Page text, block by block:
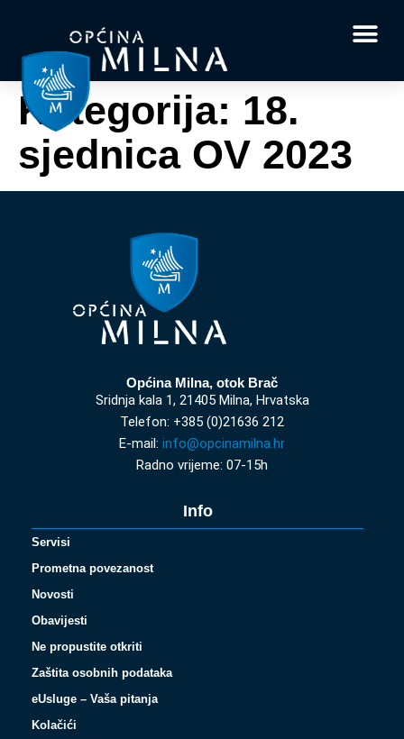
Kategorija: 18.
sjednica OV 2023
Općina Milna, otok Brač
Sridnja kala 1, 21405 Milna, Hrvatska
Telefon: +385 (0)21636 212
E-mail: info@opcinamilna.hr
Radno vrijeme: 07-15h
Info
Servisi
Prometna povezanost
Novosti
Obavijesti
Ne propustite otkriti
Zaštita osobnih podataka
eUsluge – Vaša pitanja
Kolačići